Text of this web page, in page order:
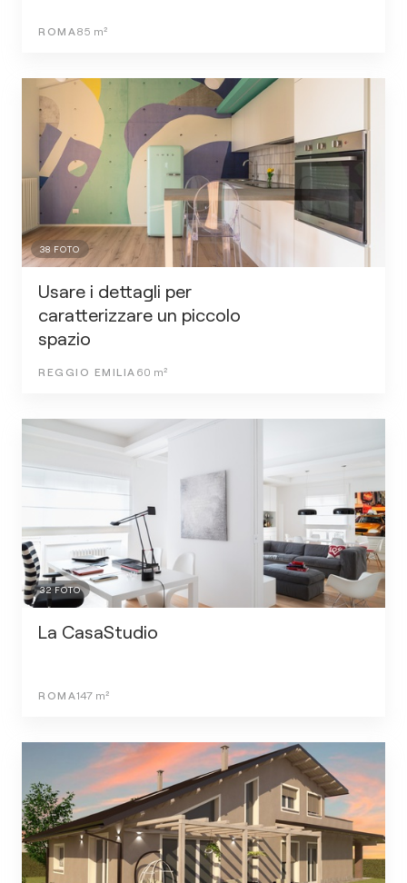
ROMA 85 m²
38 FOTO
Usare i dettagli per
caratterizzare un piccolo
spazio
REGGIO EMILIA 60 m²
32FOTO
La CasaStudio
ROMA147 m²